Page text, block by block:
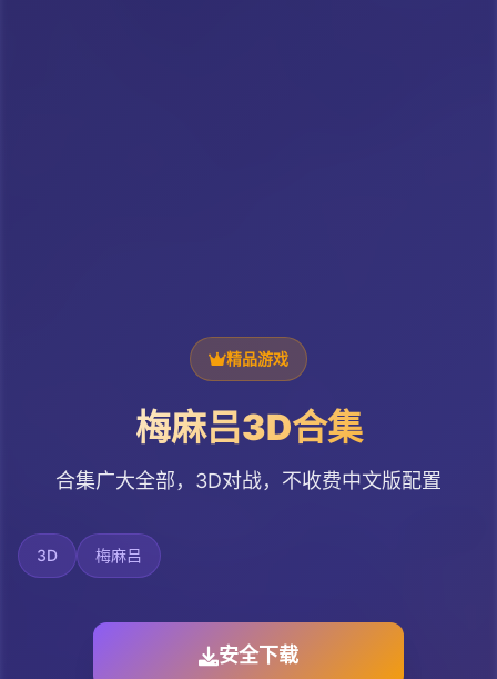
精品游戏
梅麻吕3D合集
合集广大全部，3D对战，不收费中文版配置
3D 梅麻吕
安全下载